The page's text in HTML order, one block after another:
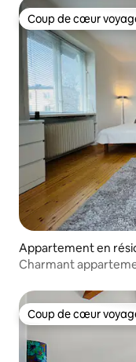
Coup de cœur
Coup de cœur
Appartement en
antör
Charmant
Coup de cœur
Coup de cœur